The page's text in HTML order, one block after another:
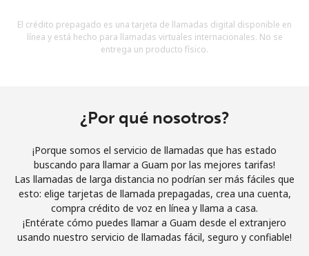
Al abrir una cuenta en este sitio web, estoy de acuerdo con
Términos y condiciones.
Únete
¡Hola!
El crédito prepagado es una tarjeta de llamadas digital disponible en
línea y está hecho para llamadas virtuales internacionales. No se
entrega un producto físico.
¿Por qué nosotros?
¡Porque somos el servicio de llamadas que has estado
buscando para llamar a Guam por las mejores tarifas!
Las llamadas de larga distancia no podrían ser más fáciles que
esto: elige tarjetas de llamada prepagadas, crea una cuenta,
compra crédito de voz en línea y llama a casa.
¡Entérate cómo puedes llamar a Guam desde el extranjero
usando nuestro servicio de llamadas fácil, seguro y confiable!